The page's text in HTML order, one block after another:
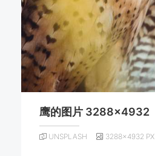
鹰的图片 3288×4932
UNSPLASH 3288×4932 PX